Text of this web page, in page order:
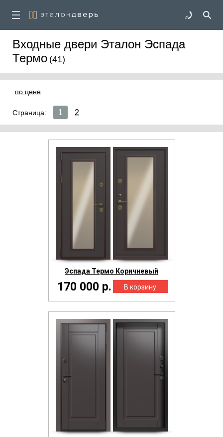
Входные двери Эталон Эспада
Термо (41)
по цене
Страница: 1 2
Эспада Термо Коричневый
170 000 р.